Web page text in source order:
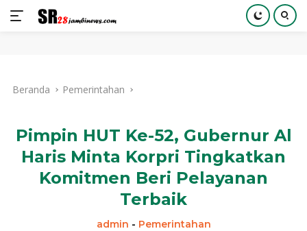
kontenBeranda Pemerintahan
Pimpin HUT Ke-52, Gubernur Al
Haris Minta Korpri Tingkatkan
Komitmen Beri Pelayanan
Terbaik
admin - Pemerintahan